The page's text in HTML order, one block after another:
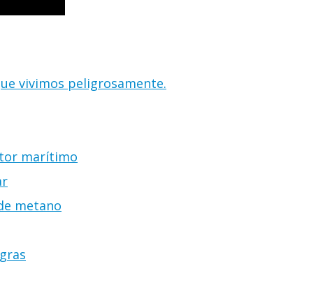
vivimos peligrosamente.
marítimo
metano